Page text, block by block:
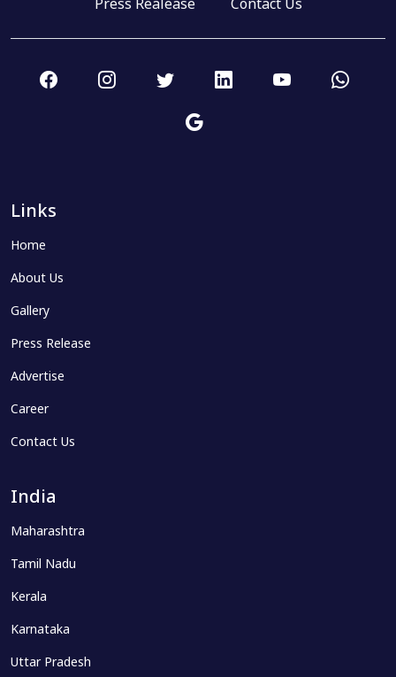
Press Realease Contact Us
Links
Home
About Us
Gallery
Press Release
Advertise
Career
Contact Us
India
Maharashtra
Tamil Nadu
Kerala
Karnataka
Uttar Pradesh